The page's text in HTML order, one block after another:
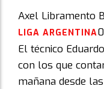
Axel Libramento
LIGA ARGENTINA
El técnico
con los que
mañana desde